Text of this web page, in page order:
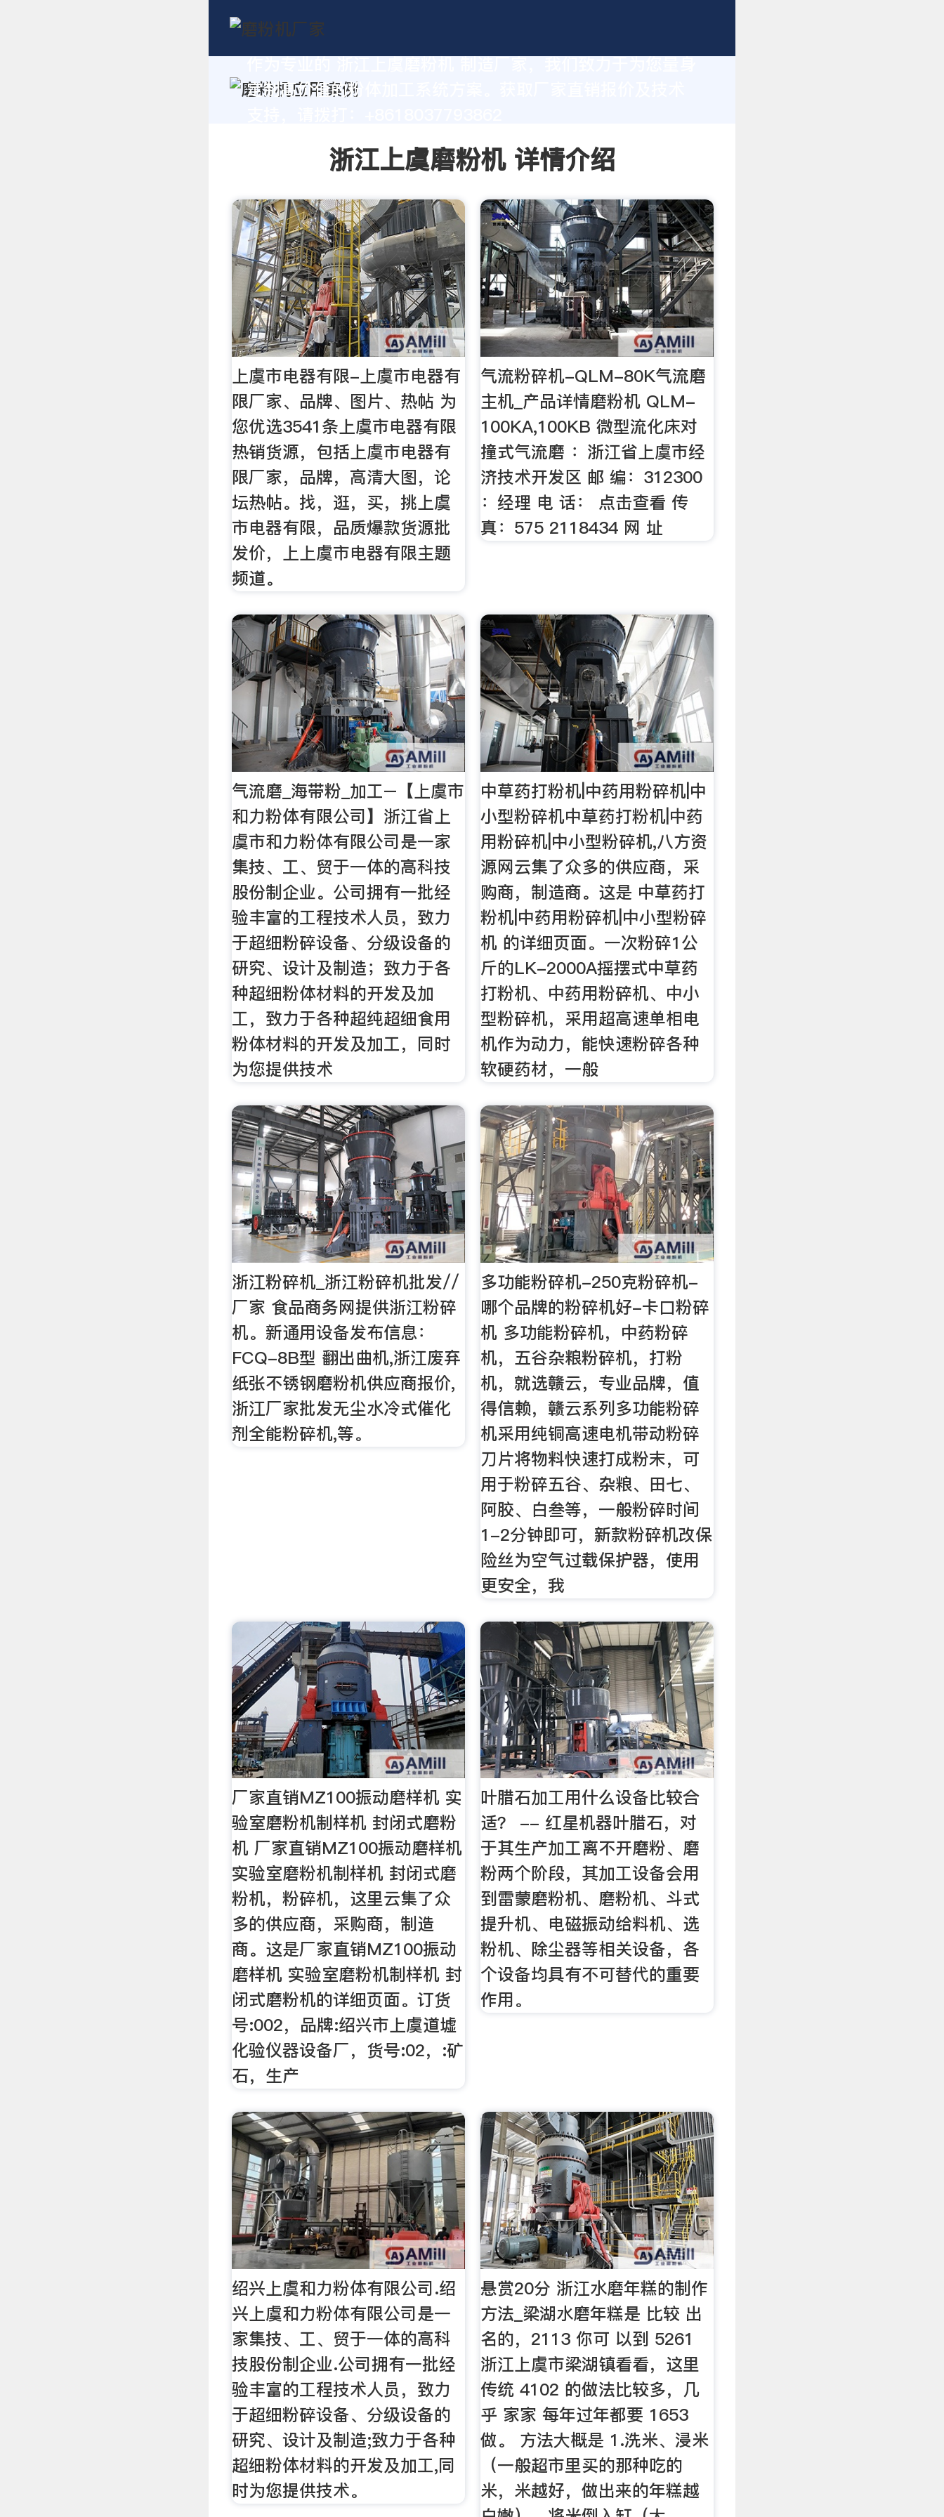
定制高价值的粉体加工系统方案。获取厂家直销报价及技术
浙江上虞磨粉机 详情介绍
上虞市电器有限-上虞市电器有
限厂家、品牌、图片、热帖 为
您优选3541条上虞市电器有限
热销货源，包括上虞市电器有
限厂家，品牌，高清大图，论
坛热帖。找，逛，买，挑上虞
市电器有限，品质爆款货源批
发价，上上虞市电器有限主题
频道。
气流粉碎机-QLM-80K气流磨
主机_产品详情磨粉机 QLM-
100KA,100KB 微型流化床对
撞式气流磨 ：浙江省上虞市经
济技术开发区 邮 编：312300
：经理 电 话： 点击查看 传
真：575 2118434 网 址
气流磨_海带粉_加工–【上虞市
和力粉体有限公司】浙江省上
虞市和力粉体有限公司是一家
集技、工、贸于一体的高科技
股份制企业。公司拥有一批经
验丰富的工程技术人员，致力
于超细粉碎设备、分级设备的
研究、设计及制造；致力于各
种超细粉体材料的开发及加
工，致力于各种超纯超细食用
粉体材料的开发及加工，同时
为您提供技术
中草药打粉机|中药用粉碎机|中
小型粉碎机中草药打粉机|中药
用粉碎机|中小型粉碎机,八方资
源网云集了众多的供应商，采
购商，制造商。这是 中草药打
粉机|中药用粉碎机|中小型粉碎
机 的详细页面。一次粉碎1公
斤的LK-2000A摇摆式中草药
打粉机、中药用粉碎机、中小
型粉碎机，采用超高速单相电
机作为动力，能快速粉碎各种
软硬药材，一般
浙江粉碎机_浙江粉碎机批发//
厂家 食品商务网提供浙江粉碎
机。新通用设备发布信息：
FCQ-8B型 翻出曲机,浙江废弃
纸张不锈钢磨粉机供应商报价,
浙江厂家批发无尘水冷式催化
剂全能粉碎机,等。
多功能粉碎机-250克粉碎机-
哪个品牌的粉碎机好-卡口粉碎
机 多功能粉碎机，中药粉碎
机，五谷杂粮粉碎机，打粉
机，就选赣云，专业品牌，值
得信赖，赣云系列多功能粉碎
机采用纯铜高速电机带动粉碎
刀片将物料快速打成粉末，可
用于粉碎五谷、杂粮、田七、
阿胶、白叁等，一般粉碎时间
1-2分钟即可，新款粉碎机改保
险丝为空气过载保护器，使用
更安全，我
厂家直销MZ100振动磨样机 实
验室磨粉机制样机 封闭式磨粉
机 厂家直销MZ100振动磨样机
实验室磨粉机制样机 封闭式磨
粉机，粉碎机，这里云集了众
多的供应商，采购商，制造
商。这是厂家直销MZ100振动
磨样机 实验室磨粉机制样机 封
闭式磨粉机的详细页面。订货
号:002，品牌:绍兴市上虞道墟
化验仪器设备厂，货号:02，:矿
石，生产
叶腊石加工用什么设备比较合
适？ -- 红星机器叶腊石，对
于其生产加工离不开磨粉、磨
粉两个阶段，其加工设备会用
到雷蒙磨粉机、磨粉机、斗式
提升机、电磁振动给料机、选
粉机、除尘器等相关设备，各
个设备均具有不可替代的重要
作用。
绍兴上虞和力粉体有限公司.绍
兴上虞和力粉体有限公司是一
家集技、工、贸于一体的高科
技股份制企业.公司拥有一批经
验丰富的工程技术人员，致力
于超细粉碎设备、分级设备的
研究、设计及制造;致力于各种
超细粉体材料的开发及加工,同
时为您提供技术。
悬赏20分 浙江水磨年糕的制作
方法_梁湖水磨年糕是 比较 出
名的，2113 你可 以到 5261
浙江上虞市梁湖镇看看，这里
传统 4102 的做法比较多，几
乎 家家 每年过年都要 1653
做。 方法大概是 1.洗米、浸米
（一般超市里买的那种吃的
米，米越好，做出来的年糕越